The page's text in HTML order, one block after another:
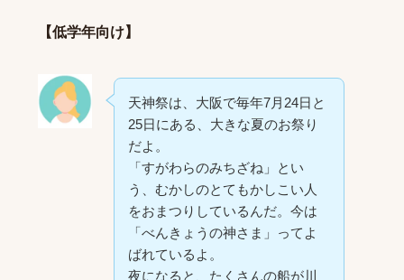
【低学年向け】
天神祭は、大阪で毎年7月24日と
25日にある、大きな夏のお祭り
だよ。
「すがわらのみちざね」とい
う、むかしのとてもかしこい人
をおまつりしているんだ。今は
「べんきょうの神さま」ってよ
ばれているよ。
夜になると、たくさんの船が川